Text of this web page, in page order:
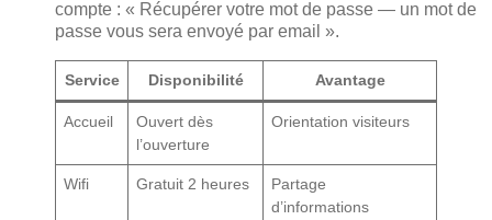
compte : « Récupérer votre mot de passe — un mot de
passe vous sera envoyé par email ».
Service Disponibilité Avantage
Accueil
Ouvert dès
l’ouverture
Orientation visiteurs
Wifi Gratuit 2 heures
Partage
d’informations